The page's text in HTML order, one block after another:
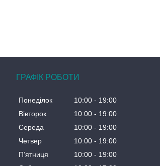
ГРАФІК РОБОТИ
Понеділок 10:00
19:00
Вівторок
10:00
19:00
Середа
10:00
19:00
Четвер
10:00
19:00
Пʼятниця
10:00
19:00